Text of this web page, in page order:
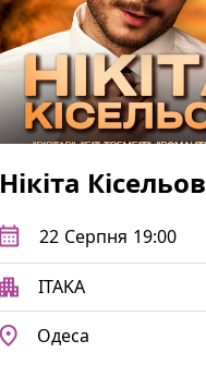
Нікіта Кісельов
22 Серпня 19:00
ITAKA
Одеса